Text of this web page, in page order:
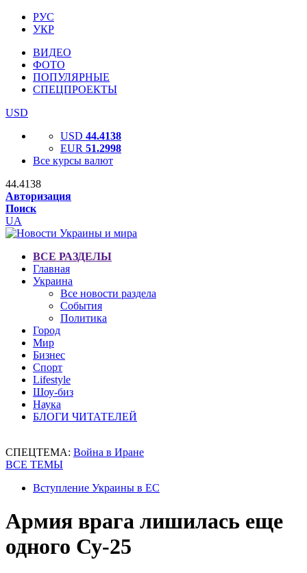
РУС
УКР
ВИДЕО
ФОТО
ПОПУЛЯРНЫЕ
СПЕЦПРОЕКТЫ
USD
USD 44.4138
EUR 51.2998
Все курсы валют
44.4138
Авторизация
Поиск
UA
ВСЕ РАЗДЕЛЫ
Главная
Украина
Все новости раздела
События
Политика
Город
Мир
Бизнес
Спорт
Lifestyle
Шоу-биз
Наука
БЛОГИ ЧИТАТЕЛЕЙ
СПЕЦТЕМА: Война в Иране
ВСЕ ТЕМЫ
Вступление Украины в ЕС
Армия врага лишилась еще
одного Су-25